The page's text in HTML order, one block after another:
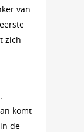
van
zich
komt
de